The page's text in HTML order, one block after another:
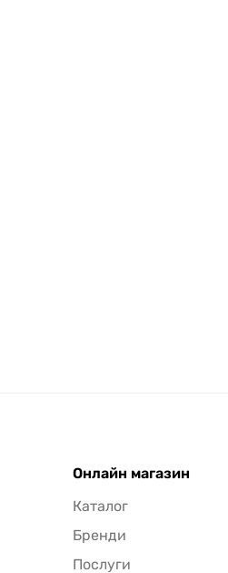
Онлайн магазин
Каталог
Бренди
Послуги